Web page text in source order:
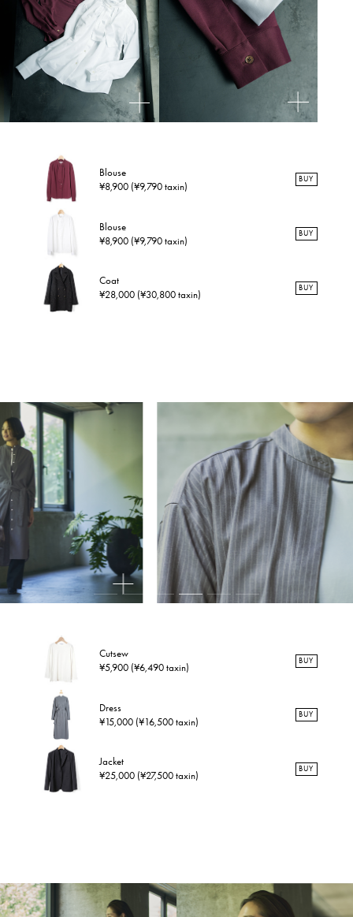
Blouse
¥8,900 (¥9,790 taxin)
BUY
Blouse
¥8,900 (¥9,790 taxin)
BUY
Coat
¥28,000 (¥30,800 taxin)
BUY
Cutsew
¥5,900 (¥6,490 taxin)
BUY
Dress
¥15,000 (¥16,500 taxin)
BUY
Jacket
¥25,000 (¥27,500 taxin)
BUY